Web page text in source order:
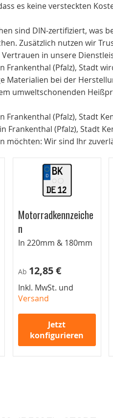
es keine versteckten
sind DIN-zertifiziert, was
Zusätzlich nutzen wir
in unsere
Frankenthal (Pfalz), Stadt
bei der
umweltschonenden
Frankenthal (Pfalz), Stadt
Frankenthal (Pfalz), Stadt
möchten: Wir sind Ihr
Motorradkennzeiche
n
In 220mm & 180mm
Ab 12,85 €
Inkl. MwSt. und
Versand
Jetzt
konfigurieren